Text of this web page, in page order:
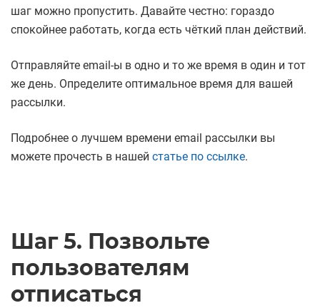
шаг можно пропустить. Давайте честно: гораздо
спокойнее работать, когда есть чёткий план действий.
Отправляйте email-ы в одно и то же время в один и тот
же день. Определите оптимальное время для вашей
рассылки.
Подробнее о лучшем времени email рассылки вы
можете прочесть в нашей статье по ссылке.
Шаг 5. Позвольте
пользователям
отписаться